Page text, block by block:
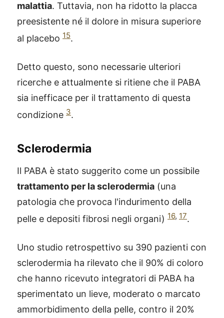
malattia. Tuttavia, non ha ridotto la placca
preesistente né il dolore in misura superiore
al placebo 15.
Detto questo, sono necessarie ulteriori
ricerche e attualmente si ritiene che il PABA
sia inefficace per il trattamento di questa
condizione 3.
Sclerodermia
Il PABA è stato suggerito come un possibile
trattamento per la sclerodermia (una
patologia che provoca l'indurimento della
pelle e depositi fibrosi negli organi) 16, 17.
Uno studio retrospettivo su 390 pazienti con
sclerodermia ha rilevato che il 90% di coloro
che hanno ricevuto integratori di PABA ha
sperimentato un lieve, moderato o marcato
ammorbidimento della pelle, contro il 20%